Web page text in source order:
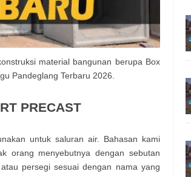
material bangunan berupa Box
Pandeglang Terbaru 2026.
PRECAST
untuk saluran air. Bahasan kami
orang menyebutnya dengan sebutan
persegi sesuai dengan nama yang